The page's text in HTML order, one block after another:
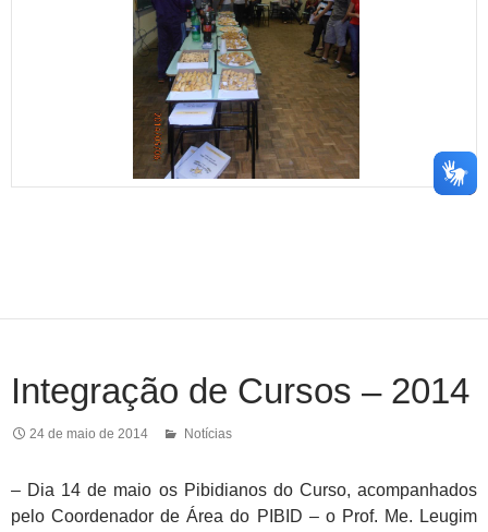
Integração de Cursos – 2014
24 de maio de 2014 Notícias
– Dia 14 de maio os Pibidianos do Curso, acompanhados
pelo Coordenador de Área do PIBID – o Prof. Me. Leugim